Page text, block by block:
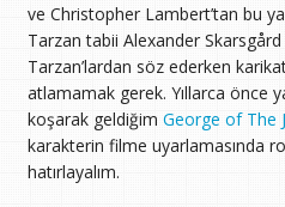
ve Christopher Lambert’tan bu
Tarzan tabii Alexander
Tarzan’lardan söz ederken
atlamamak gerek. Yıllarca önce
koşarak geldiğim George of The
karakterin filme uyarlamasında
hatırlayalım.